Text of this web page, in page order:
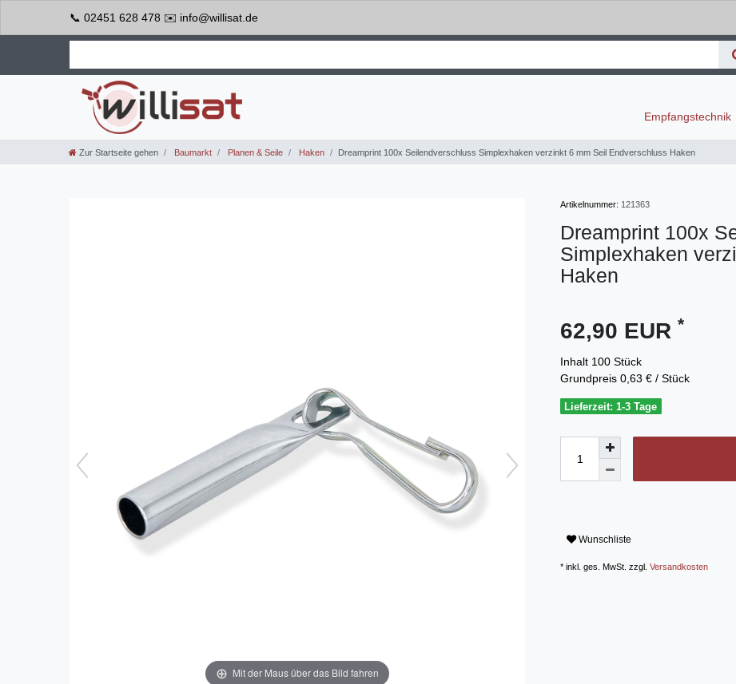
📞 02451 628 478 ✉️ info@willisat.de
Empfangstechnik
Zur Startseite gehen Baumarkt Planen & Seile Haken Dreamprint 100x Seilendverschluss Simplexhaken verzinkt 6 mm Seil Endverschluss Haken
Mit der Maus über das Bild fahren
Artikelnummer: 121363
Dreamprint 100x
Simplexhaken
Haken
62,90 EUR *
Inhalt 100 Stück
Grundpreis 0,63 € / Stück
Lieferzeit: 1-3 Tage
Wunschliste
* inkl. ges. MwSt. zzgl. Versandkosten